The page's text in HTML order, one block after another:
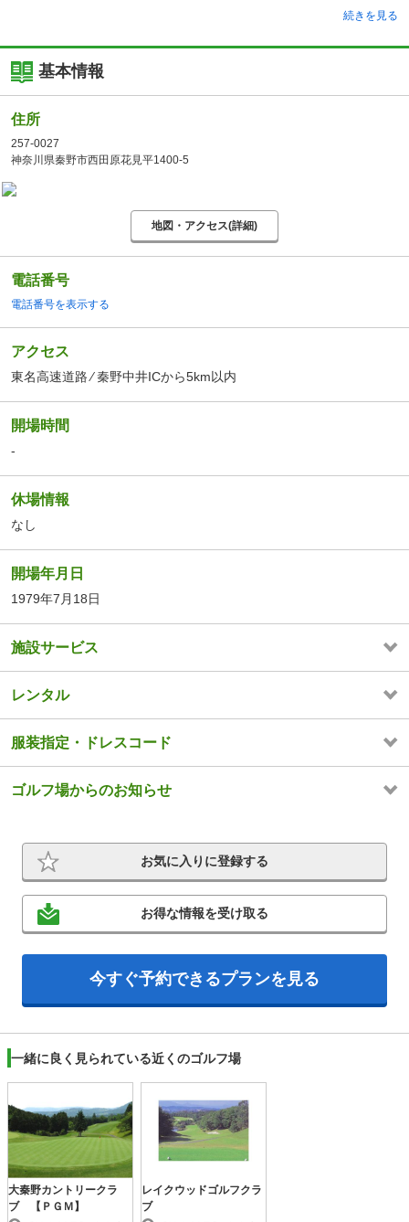
続きを見る
基本情報
住所
257-0027
神奈川県秦野市西田原花見平1400-5
地図・アクセス(詳細)
電話番号
電話番号を表示する
アクセス
東名高速道路 ⁄ 秦野中井ICから5km以内
開場時間
-
休場情報
なし
開場年月日
1979年7月18日
施設サービス
レンタル
服装指定・ドレスコード
ゴルフ場からのお知らせ
お気に入りに登録する
お得な情報を受け取る
今すぐ予約できるプランを見る
一緒に良く見られている近くのゴルフ場
大秦野カントリークラ
ブ 【ＰＧＭ】
レイクウッドゴルフクラ
ブ